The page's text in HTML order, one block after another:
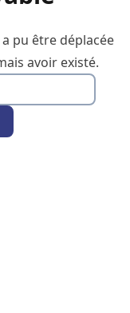
pu être déplacée
avoir existé.